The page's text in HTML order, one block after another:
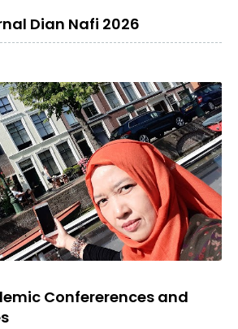
Dian Nafi 2026
Confererences and